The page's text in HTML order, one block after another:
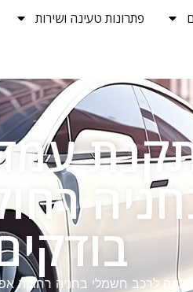
פתרונות טעינה ושירות
לרכב חשמלי בחניה רחוקה